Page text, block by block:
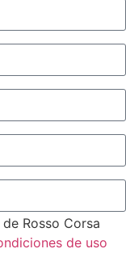
Rosso Corsa
de uso